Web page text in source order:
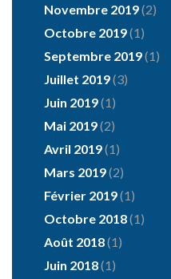
Novembre 2019(2)
Octobre 2019(1)
Septembre 2019(1)
Juillet 2019(3)
Juin 2019(1)
Mai 2019(2)
Avril 2019(1)
Mars 2019(2)
Février 2019(1)
Octobre 2018(1)
Août 2018(1)
Juin 2018(1)